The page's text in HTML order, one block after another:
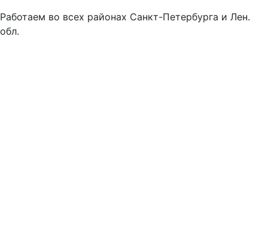
Работаем во всех районах Санкт-Петербурга и Лен.
обл.